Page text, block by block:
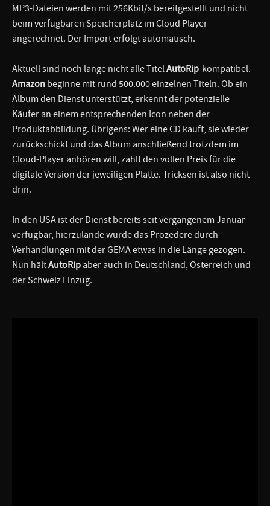
MP3-Dateien werden mit 256Kbit/s bereitgestellt und nicht
beim verfügbaren Speicherplatz im Cloud Player
angerechnet. Der Import erfolgt automatisch.
Aktuell sind noch lange nicht alle TitelAutoRip-kompatibel.
Amazon beginne mit rund 500.000 einzelnen Titeln. Ob ein
Album den Dienst unterstützt, erkennt der potenzielle
Käufer an einem entsprechenden Icon neben der
Produktabbildung. Übrigens: Wer eine CD kauft, sie wieder
zurückschickt und das Album anschließend trotzdem im
Cloud-Player anhören will, zahlt den vollen Preis für die
digitale Version der jeweiligen Platte. Tricksen ist also nicht
drin.
In den USA ist der Dienst bereits seit vergangenem Januar
verfügbar, hierzulande wurde das Prozedere durch
Verhandlungen mit der GEMA etwas in die Länge gezogen.
Nun hältAutoRip aber auch in Deutschland, Österreich und
der Schweiz Einzug.